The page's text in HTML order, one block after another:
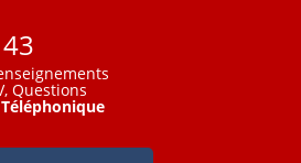
Questions